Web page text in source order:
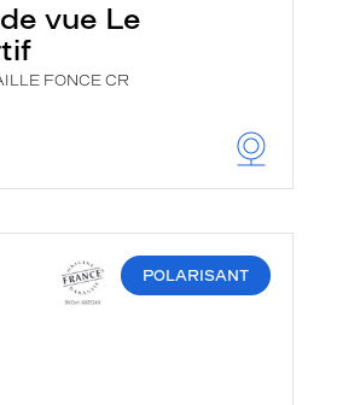
vue Le
FONCE CR
POLARISANT